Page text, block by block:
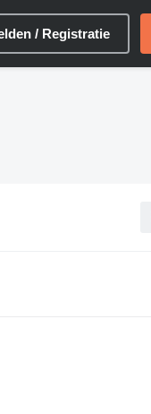
/ Registratie